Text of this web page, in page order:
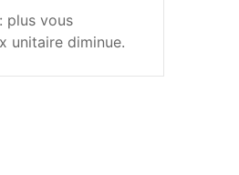
plus vous
unitaire diminue.